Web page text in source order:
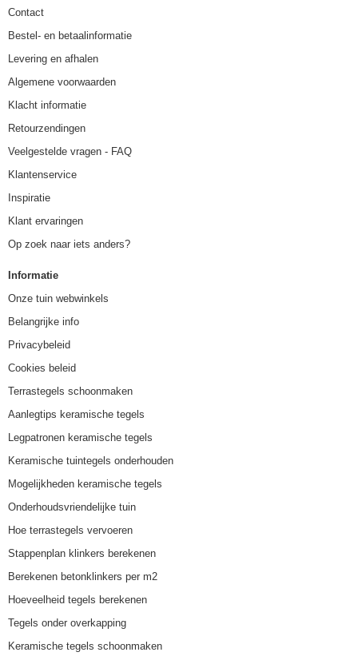
Contact
Bestel- en betaalinformatie
Levering en afhalen
Algemene voorwaarden
Klacht informatie
Retourzendingen
Veelgestelde vragen - FAQ
Klantenservice
Inspiratie
Klant ervaringen
Op zoek naar iets anders?
Informatie
Onze tuin webwinkels
Belangrijke info
Privacybeleid
Cookies beleid
Terrastegels schoonmaken
Aanlegtips keramische tegels
Legpatronen keramische tegels
Keramische tuintegels onderhouden
Mogelijkheden keramische tegels
Onderhoudsvriendelijke tuin
Hoe terrastegels vervoeren
Stappenplan klinkers berekenen
Berekenen betonklinkers per m2
Hoeveelheid tegels berekenen
Tegels onder overkapping
Keramische tegels schoonmaken